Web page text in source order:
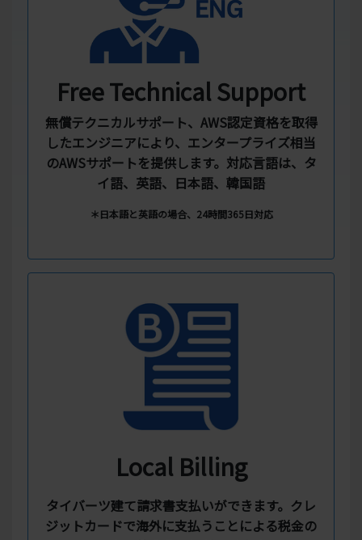
Free Technical Support
無償テクニカルサポート、AWS認定資格を取得
したエンジニアにより、エンタープライズ相当
のAWSサポートを提供します。対応言語は、タ
イ語、英語、日本語、韓国語
＊日本語と英語の場合、24時間365日対応
Local Billing
タイバーツ建て請求書支払いができます。クレ
ジットカードで海外に支払うことによる税金の